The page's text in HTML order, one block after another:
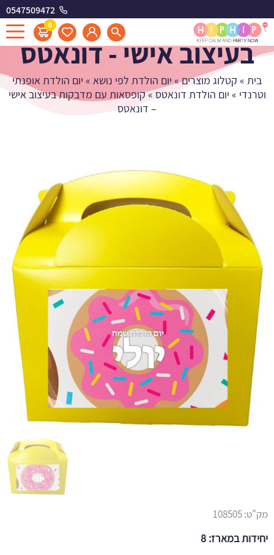
0547509472
0
קופסאות עם מדבקות
בעיצוב אישי - דונאטס
בית » קטלוג מוצרים»יום הולדת לפי נושא » יום הולדת אופנתי
וטרנדי » יום הולדת דונאטס»קופסאות עם מדבקות בעיצוב אישי
– דונאטס
מק"ט:108505
יחידות במארז: 8